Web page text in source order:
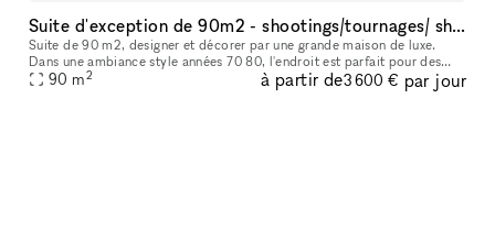
Suite d'exception de 90m2 - shootings/tournages/ showrooms
Suite de 90 m2, designer et décorer par une grande maison de luxe.
Dans une ambiance style années 70 80, l'endroit est parfait pour des
shootings et des tournages. Vous cherchez un lieu d'exception
90 m2 à partir de3 600 € par jour